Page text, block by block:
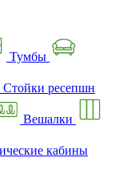
Тумбы
Стойки ресепшн
Вешалки
кабины